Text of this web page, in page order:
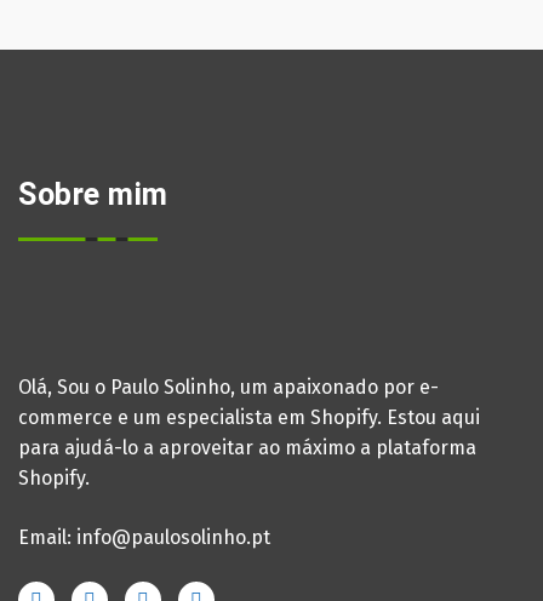
Sobre mim
Olá, Sou o Paulo Solinho, um apaixonado por e-
commerce e um especialista em Shopify. Estou aqui
para ajudá-lo a aproveitar ao máximo a plataforma
Shopify.
Email: info@paulosolinho.pt